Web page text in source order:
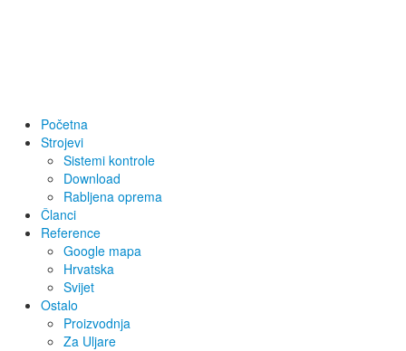
Početna
Strojevi
Sistemi kontrole
Download
Rabljena oprema
Članci
Reference
Google mapa
Hrvatska
Svijet
Ostalo
Proizvodnja
Za Uljare